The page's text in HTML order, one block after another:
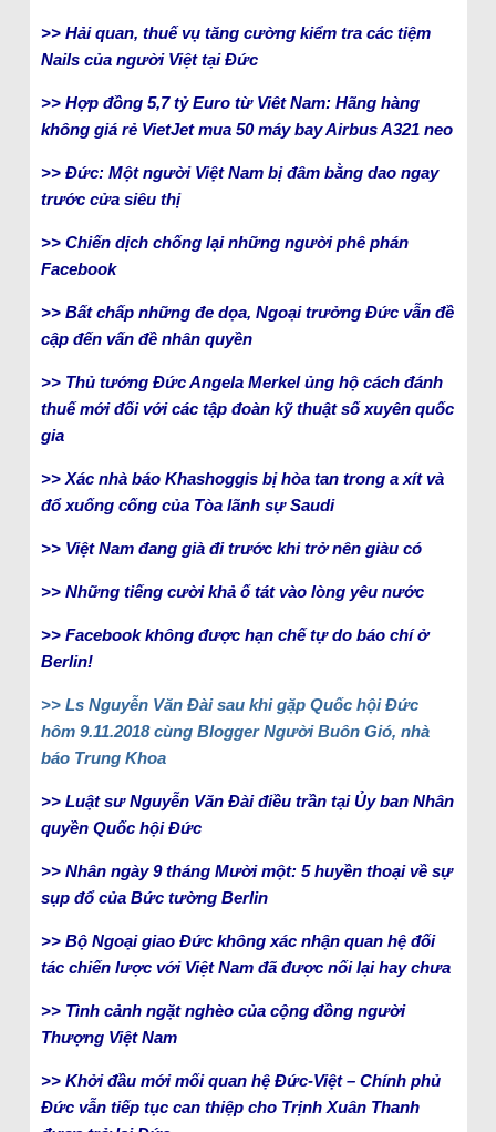
>> Hải quan, thuế vụ tăng cường kiểm tra các tiệm
Nails của người Việt tại Đức
>> Hợp đồng 5,7 tỷ Euro từ Viêt Nam: Hãng hàng
không giá rẻ VietJet mua 50 máy bay Airbus A321 neo
>> Đức: Một người Việt Nam bị đâm bằng dao ngay
trước cửa siêu thị
>> Chiến dịch chống lại những người phê phán
Facebook
>> Bất chấp những đe dọa, Ngoại trưởng Đức vẫn đề
cập đến vấn đề nhân quyền
>> Thủ tướng Đức Angela Merkel ủng hộ cách đánh
thuế mới đối với các tập đoàn kỹ thuật số xuyên quốc
gia
>> Xác nhà báo Khashoggis bị hòa tan trong a xít và
đổ xuống cống của Tòa lãnh sự Saudi
>> Việt Nam đang già đi trước khi trở nên giàu có
>> Những tiếng cười khả ố tát vào lòng yêu nước
>> Facebook không được hạn chế tự do báo chí ở
Berlin!
>> Ls Nguyễn Văn Đài sau khi gặp Quốc hội Đức
hôm 9.11.2018 cùng Blogger Người Buôn Gió, nhà
báo Trung Khoa
>> Luật sư Nguyễn Văn Đài điều trần tại Ủy ban Nhân
quyền Quốc hội Đức
>> Nhân ngày 9 tháng Mười một: 5 huyền thoại về sự
sụp đổ của Bức tường Berlin
>> Bộ Ngoại giao Đức không xác nhận quan hệ đối
tác chiến lược với Việt Nam đã được nối lại hay chưa
>> Tình cảnh ngặt nghèo của cộng đồng người
Thượng Việt Nam
>> Khởi đầu mới mối quan hệ Đức-Việt – Chính phủ
Đức vẫn tiếp tục can thiệp cho Trịnh Xuân Thanh